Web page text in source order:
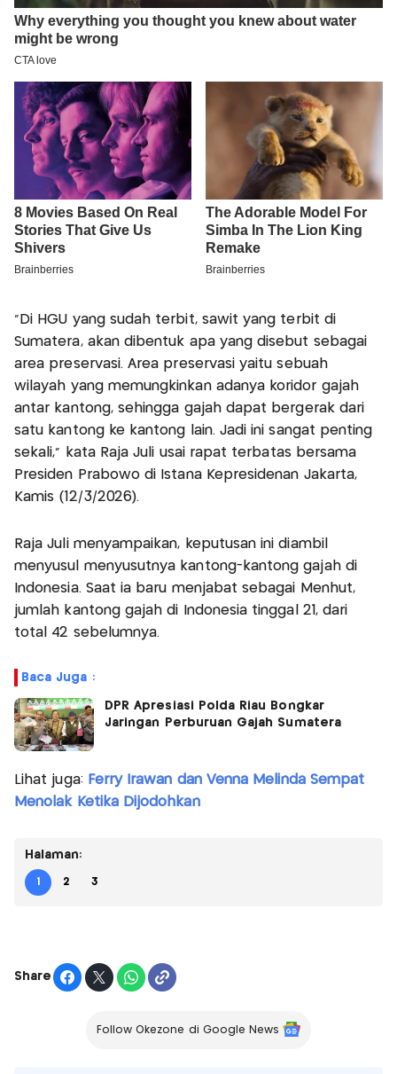
"Di HGU yang sudah terbit, sawit yang terbit di
Sumatera, akan dibentuk apa yang disebut sebagai
area preservasi. Area preservasi yaitu sebuah
wilayah yang memungkinkan adanya koridor gajah
antar kantong, sehingga gajah dapat bergerak dari
satu kantong ke kantong lain. Jadi ini sangat penting
sekali," kata Raja Juli usai rapat terbatas bersama
Presiden Prabowo di Istana Kepresidenan Jakarta,
Kamis (12/3/2026).
Raja Juli menyampaikan, keputusan ini diambil
menyusul menyusutnya kantong-kantong gajah di
Indonesia. Saat ia baru menjabat sebagai Menhut,
jumlah kantong gajah di Indonesia tinggal 21, dari
total 42 sebelumnya.
Baca Juga :
DPR Apresiasi Polda Riau Bongkar
Jaringan Perburuan Gajah Sumatera
Lihat juga: Ferry Irawan dan Venna Melinda Sempat
Menolak Ketika Dijodohkan
Halaman:
1 2 3
Share
Follow Okezone di Google News